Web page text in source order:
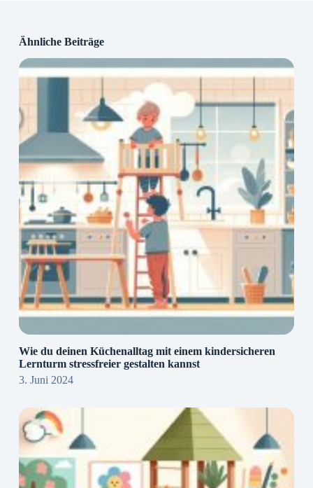
Ähnliche Beiträge
Wie du deinen Küchenalltag mit einem kindersicheren
Lernturm stressfreier gestalten kannst
3. Juni 2024